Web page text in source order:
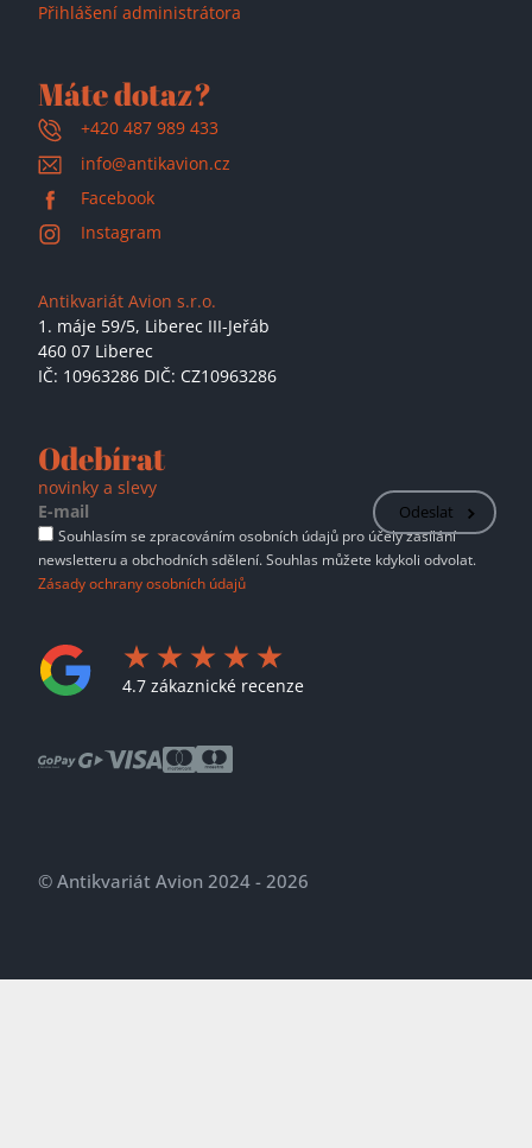
Přihlášení administrátora
Máte dotaz?
+420 487 989 433
info@antikavion.cz
Facebook
Instagram
Antikvariát Avion s.r.o.
1. máje 59/5, Liberec III-Jeřáb
460 07 Liberec
IČ: 10963286 DIČ: CZ10963286
Odebírat
novinky a slevy
Odeslat
Souhlasím se zpracováním osobních údajů pro účely zasílání
newsletteru a obchodních sdělení. Souhlas můžete kdykoli odvolat.
Zásady ochrany osobních údajů
4.7 zákaznické recenze
© Antikvariát Avion 2024 - 2026